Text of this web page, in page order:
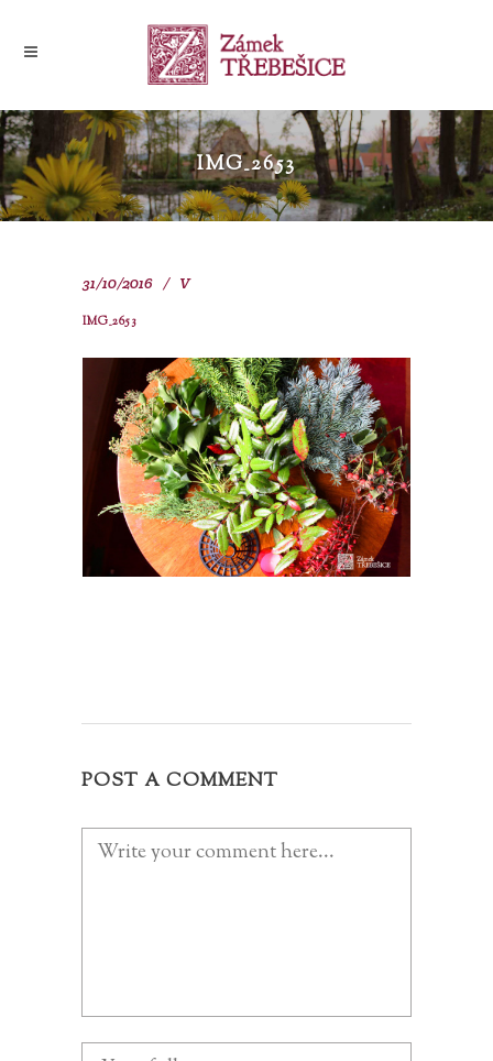
IMG_2653
31/10/2016 V
IMG_2653
POST A COMMENT